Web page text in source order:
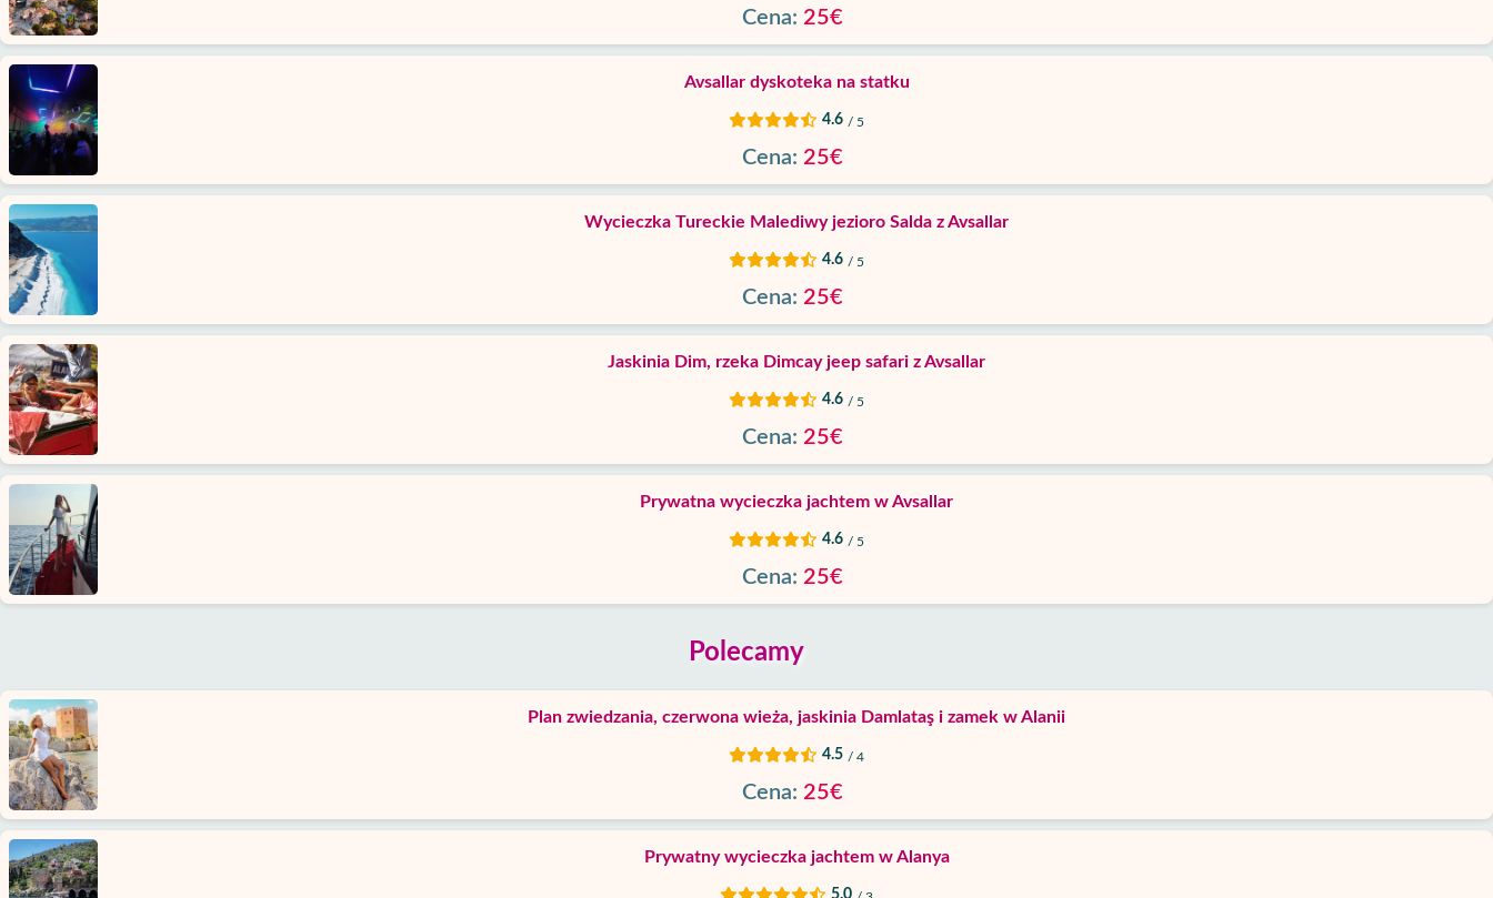
Polityka
Prywatności
Skontaktuj
Cena: 25€
Avsallar dyskoteka na statku
4.6 / 5
Cena: 25€
Wycieczka Tureckie Malediwy jezioro Salda z Avsallar
4.6 / 5
Cena: 25€
Jaskinia Dim, rzeka Dimcay jeep safari z Avsallar
4.6 / 5
Cena: 25€
Prywatna wycieczka jachtem w Avsallar
4.6 / 5
Cena: 25€
Polecamy
Plan zwiedzania, czerwona wieża, jaskinia Damlataş i zamek w Alanii
4.5 / 4
Cena: 25€
Prywatny wycieczka jachtem w Alanya
5.0